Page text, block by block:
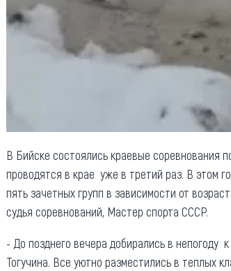
В Бийске состоялись краевые соревнования
проводятся в крае уже в третий раз. В этом
пять зачетных групп в зависимости от
судья соревнований, Мастер спорта СССР.
- До позднего вечера добирались в непогоду
Тогучина. Все уютно разместились в теплых